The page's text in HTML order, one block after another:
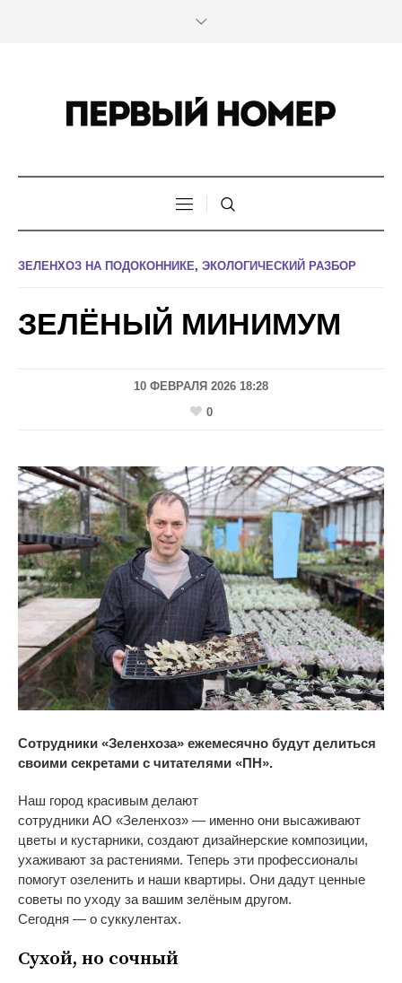
ЗЕЛЕНХОЗ НА ПОДОКОННИКЕ, ЭКОЛОГИЧЕСКИЙ РАЗБОР
ЗЕЛЁНЫЙ МИНИМУМ
10 ФЕВРАЛЯ 2026 18:28
0
Сотрудники «Зеленхоза» ежемесячно будут делиться
своими секретами с читателями «ПН».
Наш город красивым делают
сотрудники АО «Зеленхоз» — именно они высаживают
цветы и кустарники, создают дизайнерские композиции,
ухаживают за растениями. Теперь эти профессионалы
помогут озеленить и наши квартиры. Они дадут ценные
советы по уходу за вашим зелёным другом.
Сегодня — о суккулентах.
Сухой, но сочный